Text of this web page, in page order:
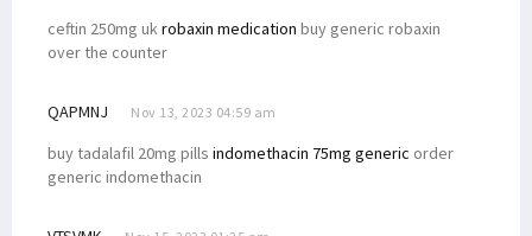
ceftin 250mg ukrobaxin medication buy generic robaxin
over the counter
QAPMNJ Nov 13, 2023 04:59 am
buy tadalafil 20mg pills indomethacin 75mg generic order
generic indomethacin